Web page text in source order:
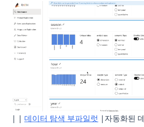
| | 데이터 탐색 부파일럿 |자동화된